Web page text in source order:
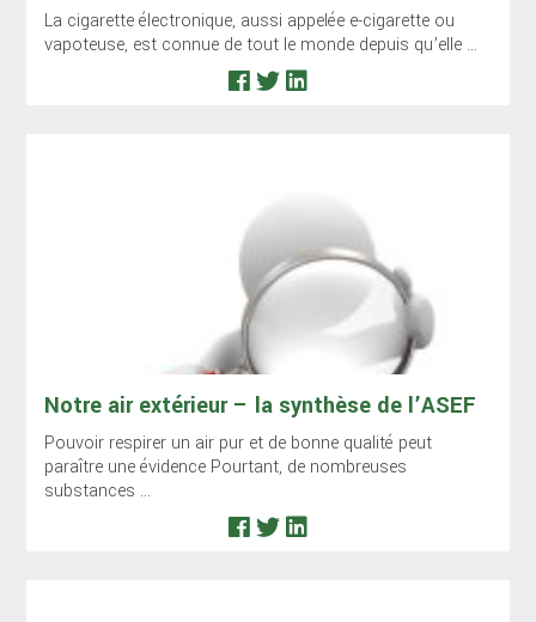
La cigarette électronique, aussi appelée e-cigarette ou
vapoteuse, est connue de tout le monde depuis qu’elle ...
Notre air extérieur – la synthèse de l’ASEF
Pouvoir respirer un air pur et de bonne qualité peut
paraître une évidence Pourtant, de nombreuses
substances ...